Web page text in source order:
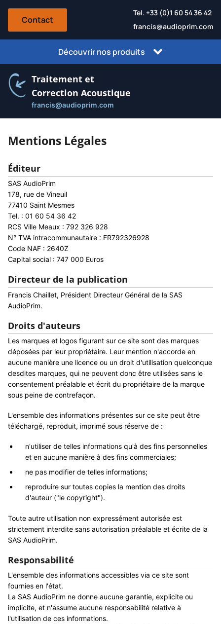
Contact
Tel. +33 (0)1 60 54 36 42
francis@audioprim.com
Découvrir nos produits
Traitement et
Correction Acoustique
francis@audioprim.com
Mentions Légales
Éditeur
SAS AudioPrim
178, rue de Vineuil
77410 Saint Mesmes
Tel. : 01 60 54 36 42
RCS Ville Meaux : 792 326 928
N° TVA intracommunautaire : FR792326928
Code NAF : 2640Z
Capital social : 747 000 Euros
Directeur de la publication
Francis Chaillet, Président Directeur Général de la SAS
AudioPrim.
Droits d'auteurs
Les marques et logos figurant sur ce site sont des marques
déposées par leur propriétaire. Leur mention n'accorde en
aucune manière une licence ou un droit d'utilisation quelconque
desdites marques, qui ne peuvent donc être utilisées sans le
consentement préalable et écrit du propriétaire de la marque
sous peine de contrefaçon.
L'ensemble des informations présentes sur ce site peut être
téléchargé, reproduit, imprimé sous réserve de :
n'utiliser de telles informations qu'à des fins personnelles
et en aucune manière à des fins commerciales;
ne pas modifier de telles informations;
reproduire sur toutes copies la mention des droits
d'auteur ("le copyright").
Toute autre utilisation non expressément autorisée est
strictement interdite sans autorisation préalable et écrite de la
SAS AudioPrim.
Responsabilité
L'ensemble des informations accessibles via ce site sont
fournies en l'état.
La SAS AudioPrim ne donne aucune garantie, explicite ou
implicite, et n'assume aucune responsabilité relative à
l'utilisation de ces informations.